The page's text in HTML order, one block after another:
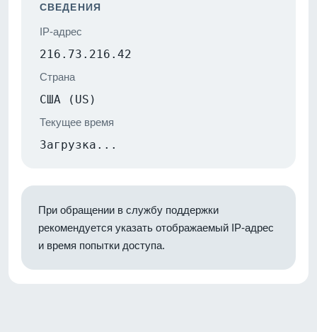
СВЕДЕНИЯ
IP-адрес
216.73.216.42
Страна
США (US)
Текущее время
Загрузка...
При обращении в службу поддержки
рекомендуется указать отображаемый IP-адрес
и время попытки доступа.